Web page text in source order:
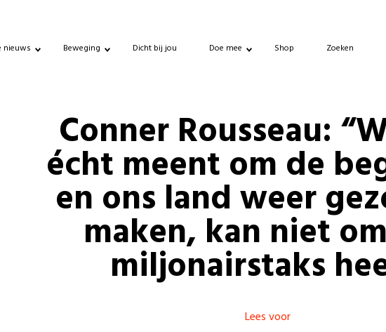
nieuws Beweging Dicht bij jou Doe mee Shop Zoeken
Conner Rousseau:
écht meent om de
en ons land weer
maken, kan niet
miljonairstaks
Lees voor